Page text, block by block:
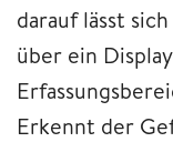
darauf lässt
über ein
Erkennt der